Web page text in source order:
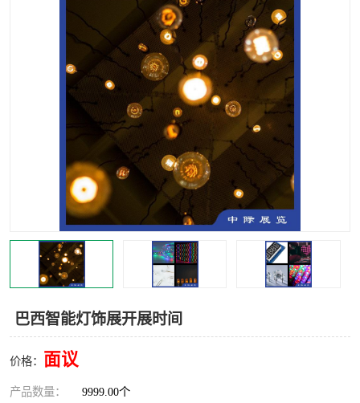
巴西智能灯饰展开展时间
价格： 面议
产品数量： 9999.00个
视听-灯光音响展
2025年国外广告标识展 2025年国内中国香港照明
展